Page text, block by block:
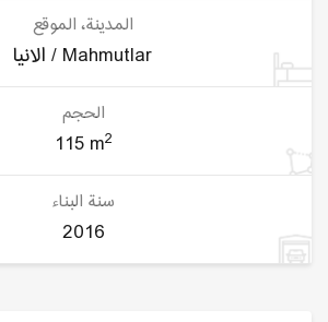
المدينة، الموقع
الانيا / Mahmutlar
الحجم
115 m2
سنة البناء
2016